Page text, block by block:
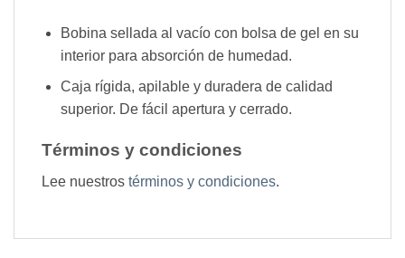
Bobina sellada al vacío con bolsa de gel en su
interior para absorción de humedad.
Caja rígida, apilable y duradera de calidad
superior. De fácil apertura y cerrado.
Términos y condiciones
Lee nuestros términos y condiciones.